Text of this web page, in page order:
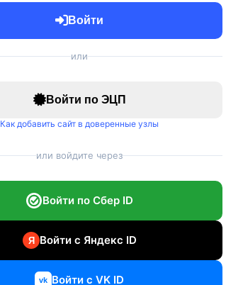
Войти
или
Войти по ЭЦП
Как добавить сайт в доверенные узлы
или войдите через
Войти по Сбер ID
Войти с Яндекс ID
Войти с VK ID